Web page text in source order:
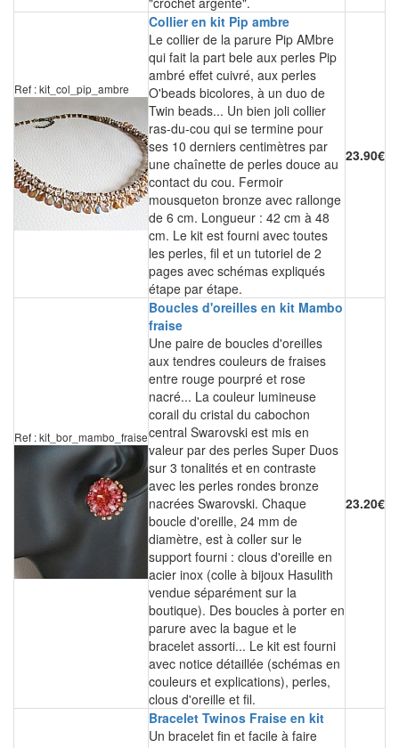
Ref : kit_col_pip_ambre
Collier en kit Pip ambre
Le collier de la parure Pip AMbre
qui fait la part bele aux perles Pip
ambré effet cuivré, aux perles
O'beads bicolores, à un duo de
Twin beads... Un bien joli collier
ras-du-cou qui se termine pour
ses 10 derniers centimètres par
une chaînette de perles douce au
contact du cou. Fermoir
mousqueton bronze avec rallonge
de 6 cm. Longueur : 42 cm à 48
cm. Le kit est fourni avec toutes
les perles, fil et un tutoriel de 2
pages avec schémas expliqués
étape par étape.
23.90€
Ref : kit_bor_mambo_fraise
Boucles d'oreilles en kit Mambo
fraise
Une paire de boucles d'oreilles
aux tendres couleurs de fraises
entre rouge pourpré et rose
nacré... La couleur lumineuse
corail du cristal du cabochon
central Swarovski est mis en
valeur par des perles Super Duos
sur 3 tonalités et en contraste
avec les perles rondes bronze
nacrées Swarovski. Chaque
boucle d'oreille, 24 mm de
diamètre, est à coller sur le
support fourni : clous d'oreille en
acier inox (colle à bijoux Hasulith
vendue séparément sur la
boutique). Des boucles à porter en
parure avec la bague et le
bracelet assorti... Le kit est fourni
avec notice détaillée (schémas en
couleurs et explications), perles,
clous d'oreille et fil.
23.20€
Bracelet Twinos Fraise en kit
Un bracelet fin et facile à faire